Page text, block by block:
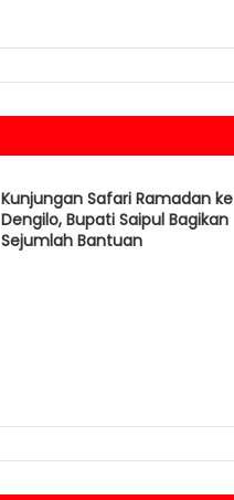
Kunjungan Safari Ramadan ke
Dengilo, Bupati Saipul Bagikan
Sejumlah Bantuan